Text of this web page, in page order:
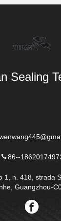
Sealing
86--
1, n. 418, strada
Guangzhou-